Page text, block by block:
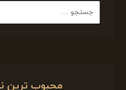
محبوب ترین